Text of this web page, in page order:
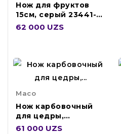
Нож для фруктов
15см, серый 23441-
166
62 000 UZS
Maco
Нож карбовочный
для цедры,
нерж.сталь, ручка
61 000 UZS